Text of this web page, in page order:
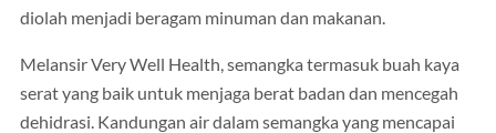
diolah menjadi beragam minuman dan makanan.
Melansir Very Well Health, semangka termasuk buah kaya
serat yang baik untuk menjaga berat badan dan mencegah
dehidrasi. Kandungan air dalam semangka yang mencapai